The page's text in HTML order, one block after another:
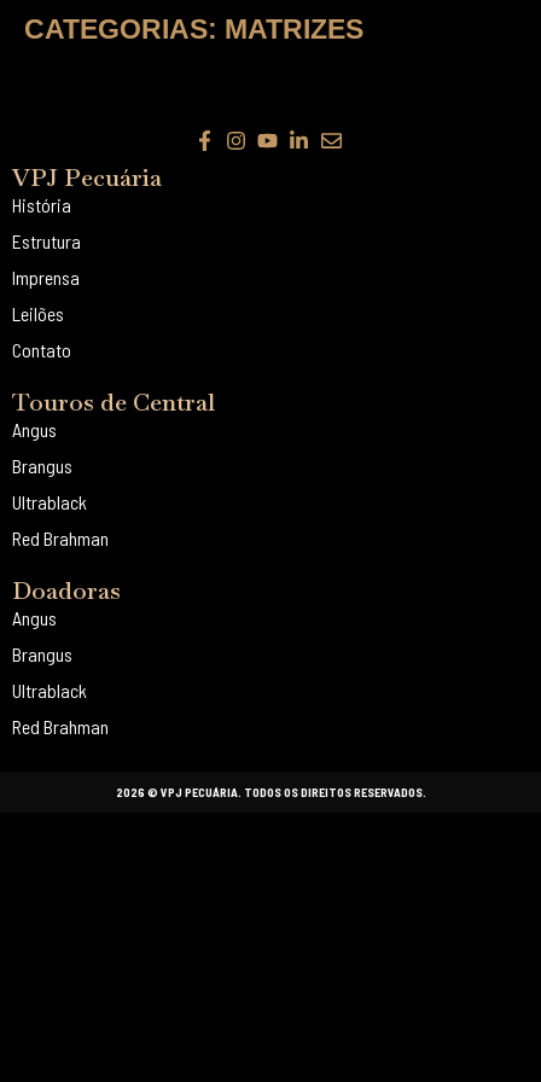
CATEGORIAS: MATRIZES
VPJ Pecuária
História
Estrutura
Imprensa
Leilões
Contato
Touros de Central
Angus
Brangus
Ultrablack
Red Brahman
Doadoras
Angus
Brangus
Ultrablack
Red Brahman
2026 © VPJ PECUÁRIA. TODOS OS DIREITOS RESERVADOS.